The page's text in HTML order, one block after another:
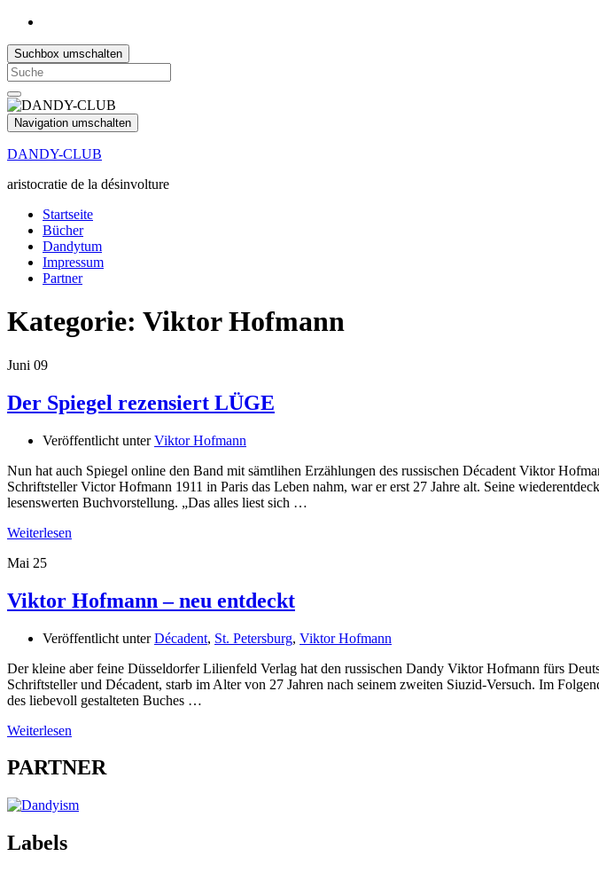
Suchbox umschalten
Search
for:
Navigation umschalten
DANDY-CLUB
aristocratie de la désinvolture
Startseite
Bücher
Dandytum
Impressum
Partner
Kategorie: Viktor Hofmann
Juni 09
Der Spiegel rezensiert LÜGE
Veröffentlicht unterViktor Hofmann
Nun hat auch Spiegel online den Band mit sämtlihen Erzählungen des russischen Décadent Viktor
Schriftsteller Victor Hofmann 1911 in Paris das Leben nahm, war er erst 27 Jahre alt. Seine
lesenswerten Buchvorstellung. „Das alles liest sich …
Weiterlesen
Mai 25
Viktor Hofmann – neu entdeckt
Veröffentlicht unterDécadent, St. Petersburg, Viktor Hofmann
Der kleine aber feine Düsseldorfer Lilienfeld Verlag hat den russischen Dandy Viktor Hofmann fürs
Schriftsteller und Décadent, starb im Alter von 27 Jahren nach seinem zweiten Siuzid-Versuch. Im
des liebevoll gestalteten Buches …
Weiterlesen
PARTNER
Labels